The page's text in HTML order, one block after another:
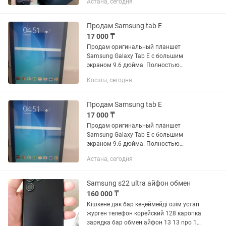
смартфон 📱 Үлкен әрі сапалы AMOLED
түсіреді 💾 Жады: 128 ГБ 🔋
Батареясы...
Астана, сегодня
Продам Samsung tab E
17 000 ₸
Продам оригинальный планшет
Samsung Galaxy Tab E с большим
экраном 9.6 дюйма. Полностью
настроек.Для чего хорош: Просмотр
обучение,...
Косшы, сегодня
Продам Samsung tab E
17 000 ₸
Продам оригинальный планшет
Samsung Galaxy Tab E с большим
экраном 9.6 дюйма. Полностью
настроек.Для чего хорош: Просмотр
обучение,...
Астана, сегодня
Samsung s22 ultra айфон обмен
160 000 ₸
Кішкене дак бар кеңеймейді озім устап
журген телефон корейский 128 каропка
зарядка бар обмен айфон 13 13 про 14